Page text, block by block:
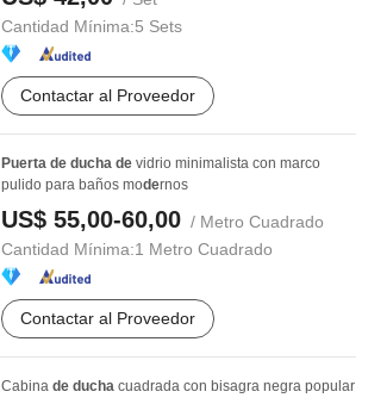
Cantidad Mínima:5 Sets
Contactar al Proveedor
Puerta de ducha de vidrio minimalista con marco
pulido para baños modernos
US$ 55,00-60,00 / Metro Cuadrado
Cantidad Mínima:1 Metro Cuadrado
Contactar al Proveedor
Cabina de ducha cuadrada con bisagra negra popular